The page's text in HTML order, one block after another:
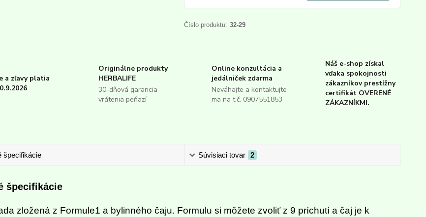
Číslo produktu: 32-29
a zľavy platia
Originálne produkty
HERBALIFE
30-dňová garancia
vrátenia peňazí
Online konzultácia a
jedálniček zdarma
Neváhajte a kontaktujte
ma na t.č. 0907551853
Náš e-shop získal
vďaka spokojnosti
zákazníkov prestížny
certifikát OVERENÉ
ZÁKAZNÍKMI.
špecifikácie Súvisiaci tovar 2
špecifikácie
zložená z Formule1 a bylinného čaju. Formulu si môžete zvoliť z 9 príchutí a čaj je k